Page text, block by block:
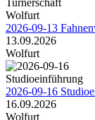
2026-09-13
13.09.2026
Wolfurt
2026-09-16
16.09.2026
Wolfurt